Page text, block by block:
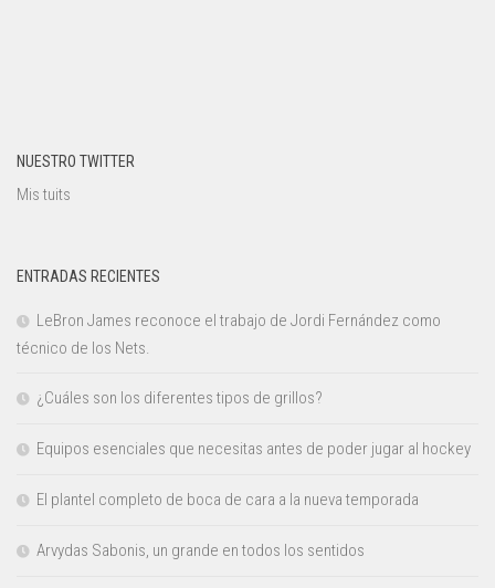
NUESTRO TWITTER
Mis tuits
ENTRADAS RECIENTES
LeBron James reconoce el trabajo de Jordi Fernández como
técnico de los Nets.
¿Cuáles son los diferentes tipos de grillos?
Equipos esenciales que necesitas antes de poder jugar al hockey
El plantel completo de boca de cara a la nueva temporada
Arvydas Sabonis, un grande en todos los sentidos